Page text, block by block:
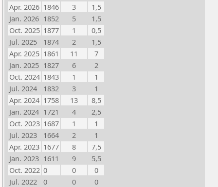
Apr. 2026 1846 3
1,5
Jan. 2026 1852 5
1,5
Oct. 2025 1877 1
0,5
Jul. 2025
1874 2
1,5
Apr. 2025 1861 11
7
Jan. 2025 1827 6
2
Oct. 2024 1843 1
1
Jul. 2024
1832 3
1
Apr. 2024 1758 13
8,5
Jan. 2024 1721 4
2,5
Oct. 2023 1687 1
1
Jul. 2023
1664 2
1
Apr. 2023 1677 8
7,5
Jan. 2023 1611 9
5,5
Oct. 2022 0 0
0
Jul. 2022
0 0
0